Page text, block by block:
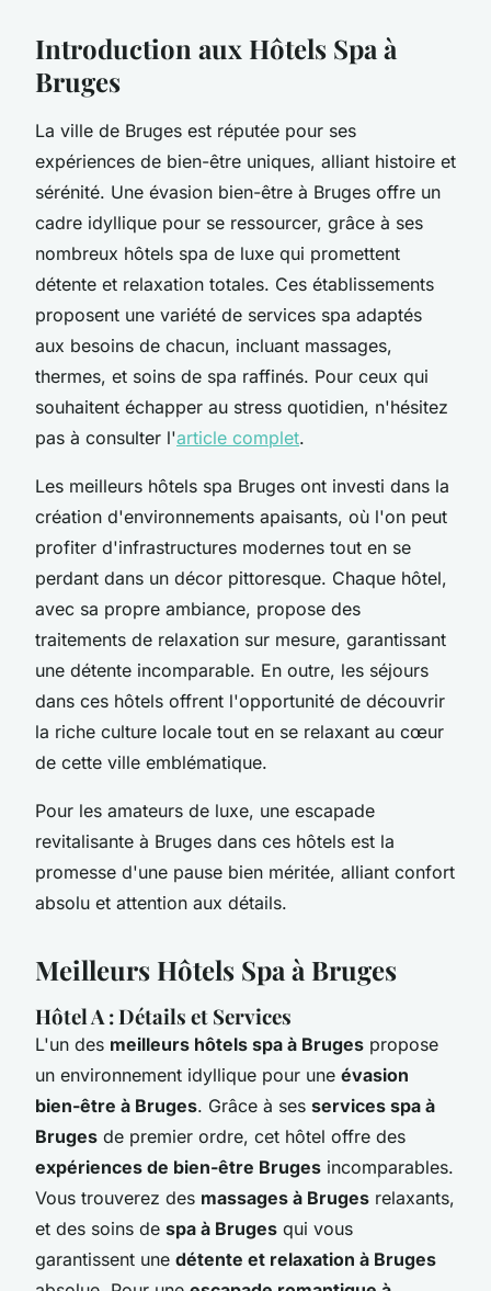
Introduction aux Hôtels Spa à
Bruges
La ville de Bruges est réputée pour ses
expériences de bien-être uniques, alliant histoire et
sérénité. Une évasion bien-être à Bruges offre un
cadre idyllique pour se ressourcer, grâce à ses
nombreux hôtels spa de luxe qui promettent
détente et relaxation totales. Ces établissements
proposent une variété de services spa adaptés
aux besoins de chacun, incluant massages,
thermes, et soins de spa raffinés. Pour ceux qui
souhaitent échapper au stress quotidien, n'hésitez
pas à consulter l'article complet.
Les meilleurs hôtels spa Bruges ont investi dans la
création d'environnements apaisants, où l'on peut
profiter d'infrastructures modernes tout en se
perdant dans un décor pittoresque. Chaque hôtel,
avec sa propre ambiance, propose des
traitements de relaxation sur mesure, garantissant
une détente incomparable. En outre, les séjours
dans ces hôtels offrent l'opportunité de découvrir
la riche culture locale tout en se relaxant au cœur
de cette ville emblématique.
Pour les amateurs de luxe, une escapade
revitalisante à Bruges dans ces hôtels est la
promesse d'une pause bien méritée, alliant confort
absolu et attention aux détails.
Meilleurs Hôtels Spa à Bruges
Hôtel A : Détails et Services
L'un des meilleurs hôtels spa à Bruges propose
un environnement idyllique pour une évasion
bien-être à Bruges. Grâce à ses services spa à
Bruges de premier ordre, cet hôtel offre des
expériences de bien-être Bruges incomparables.
Vous trouverez des massages à Bruges relaxants,
et des soins de spa à Bruges qui vous
garantissent une détente et relaxation à Bruges